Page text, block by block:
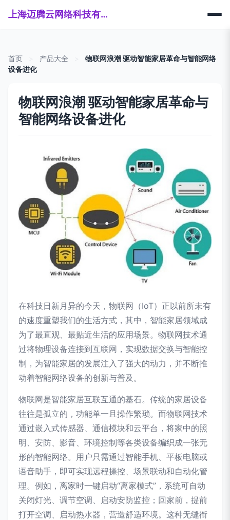
上海迈腾云网络科技有限公司
首页 产品大全
物联网浪潮 驱动智能家居革命与智能网络
设备进化
物联网浪潮 驱动智能家居革命与
智能网络设备进化
在科技日新月异的今天，物联网（IoT）正以前所未有
的速度重塑我们的生活方式，其中，智能家居领域成
为了最直观、最贴近生活的应用场景。物联网技术通
过将物理设备连接到互联网，实现数据交换与智能控
制，为智能家居的发展注入了强大的动力，并不断推
动着智能网络设备的创新与普及。
物联网是智能家居互联互通的基石。传统的家居设备
往往是孤立的，功能单一且操作繁琐。而物联网技术
通过嵌入式传感器、通信模块和云平台，将家中的照
明、安防、影音、环境控制等各类设备编织成一张无
形的智能网络。用户只需通过智能手机、平板电脑或
语音助手，即可实现远程操控、场景联动和自动化管
理。例如，离家时一键启动“离家模式”，系统可自动
关闭灯光、调节空调、启动安防监控；回家前，提前
打开空调、启动热水器，营造舒适环境。这种无缝衔